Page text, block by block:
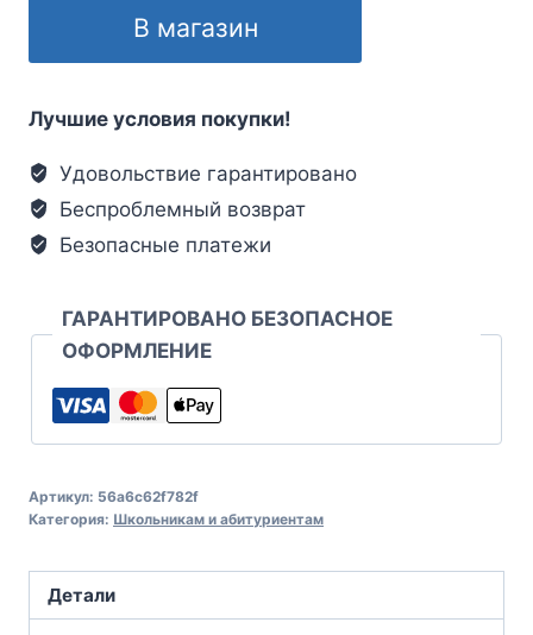
В магазин
Лучшие условия покупки!
Удовольствие гарантировано
Беспроблемный возврат
Безопасные платежи
ГАРАНТИРОВАНО БЕЗОПАСНОЕ
ОФОРМЛЕНИЕ
Артикул: 56a6c62f782f
Категория: Школьникам и абитуриентам
Детали